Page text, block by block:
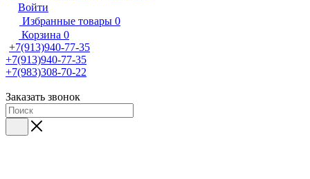
Войти
Избранные товары 0
Корзина 0
+7(913)940-77-35
+7(913)940-77-35
+7(983)308-70-22
Заказать звонок